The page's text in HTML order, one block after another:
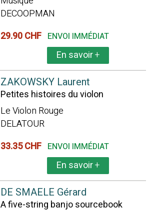
DECOOPMAN
29.90 CHF ENVOI IMMÉDIAT
En savoir+
ZAKOWSKY Laurent
Petites histoires du violon
Le Violon Rouge
DELATOUR
33.35 CHF ENVOI IMMÉDIAT
En savoir+
DE SMAELE Gérard
A five-string banjo sourcebook